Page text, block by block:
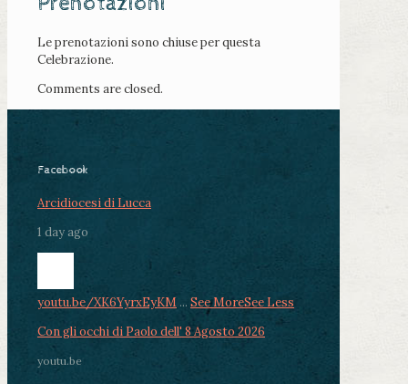
Le prenotazioni sono chiuse per questa
Celebrazione.
Comments are closed.
Facebook
Arcidiocesi di Lucca
1 day ago
youtu.be/XK6YyrxEyKM ... See MoreSee Less
Con gli occhi di Paolo dell' 8 Agosto 2026
youtu.be